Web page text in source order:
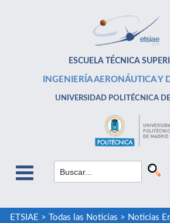
ESCUELA TÉCNICA
INGENIERÍA AERONÁUTICA Y
UNIVERSIDAD POLITÉCNICA
ETSIAE > Todas las Noticias > Noticias